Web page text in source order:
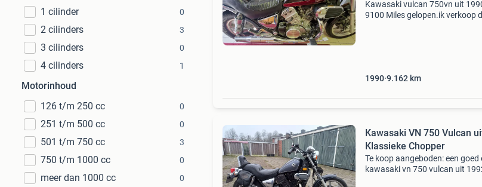
1 cilinder
0
2 cilinders 3
3 cilinders 0
4 cilinders 1
Motorinhoud
126 t/m 250 cc
0
251 t/m 500 cc 0
501 t/m 750 cc 3
750 t/m 1000 cc 0
meer dan 1000 cc 0
Kawasaki vulcan 750vn uit
9100 Miles gelopen.ik verkoop
1990 9.162 km
Kawasaki VN 750 Vulcan
Klassieke Chopper
Te koop aangeboden: een
kawasaki vn 750 vulcan uit